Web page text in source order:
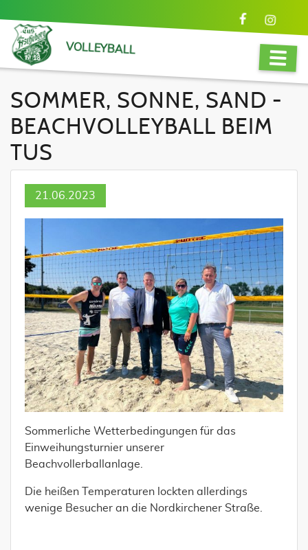
VOLLEYBALL
SOMMER, SONNE, SAND -
BEACHVOLLEYBALL BEIM
TUS
21.06.2023
Sommerliche Wetterbedingungen für das
Einweihungsturnier unserer
Beachvollerballanlage.
Die heißen Temperaturen lockten allerdings
wenige Besucher an die Nordkirchener Straße.